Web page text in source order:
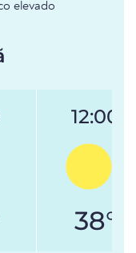
elevado
12:00
38°